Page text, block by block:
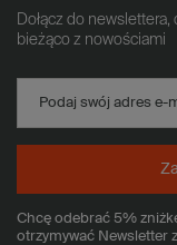
Dołącz do
bieżąco z nowościami
Podaj swój adres e-
Chcę odebrać 5%
otrzymywać Newsletter